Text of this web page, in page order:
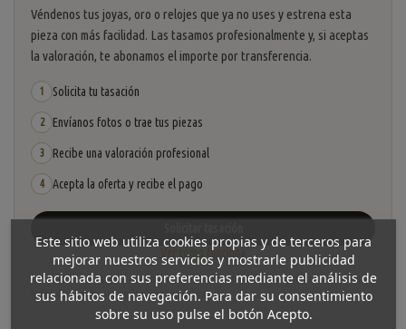
Véndenos tus joyas, oro o relojes que ya no uses y estrena esta
pieza con más facilidad. Las tasamos profesionalmente y, si aceptas
la valoración, te abonamos el importe por transferencia.
1 Solicita tu tasación
2 Envíanos fotos o trae tus piezas
3 Recibe una valoración profesional
4 Acepta la oferta y recibe el pago
Ver cómo funciona
La tasación está sujeta a revisión y aceptación tras recibir y verificar las piezas.
No se descuenta automáticamente del carrito.
Este sitio web utiliza cookies propias y de terceros para
mejorar nuestros servicios y mostrarle publicidad
relacionada con sus preferencias mediante el análisis de
sus hábitos de navegación. Para dar su consentimiento
sobre su uso pulse el botón Acepto.